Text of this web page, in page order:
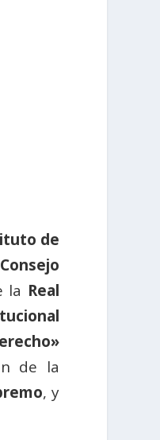
de
Consejo
la Real
de la
, y